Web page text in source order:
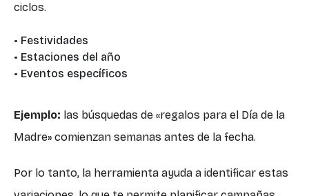
ciclos.
• Festividades
• Estaciones del año
• Eventos específicos
Ejemplo: las búsquedas de «regalos para el Día de la
Madre» comienzan semanas antes de la fecha.
Por lo tanto, la herramienta ayuda a identificar estas